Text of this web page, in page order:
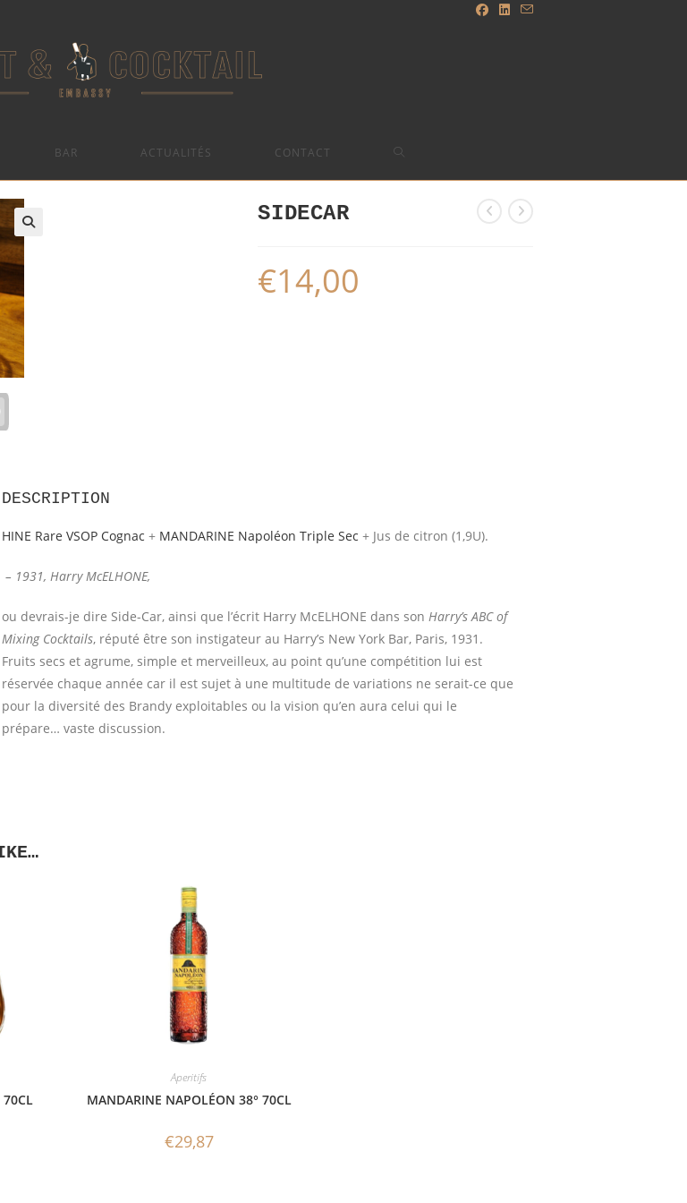
BAR ACTUALITÉS CONTACT TOGGLE
SIDECAR
€14,00
a
p
p
DESCRIPTION
HINE Rare VSOP Cognac + MANDARINE Napoléon Triple Sec + Jus de citron (1,9U).
– 1931, Harry McELHONE,
ou devrais-je dire Side-Car, ainsi que l’écrit Harry McELHONE dans son Harry’s ABC of
Mixing Cocktails, réputé être son instigateur au Harry’s New York Bar, Paris, 1931.
Fruits secs et agrume, simple et merveilleux, au point qu’une compétition lui est
réservée chaque année car il est sujet à une multitude de variations ne serait-ce que
pour la diversité des Brandy exploitables ou la vision qu’en aura celui qui le
prépare… vaste discussion.
70CL
Aperitifs
MANDARINE NAPOLÉON 38° 70CL
€29,87